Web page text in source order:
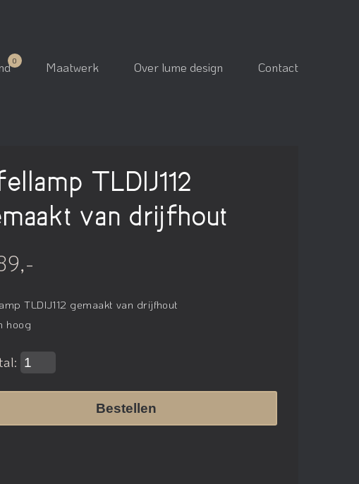
Maatwerk Over lume design Contact
TLDIJ112
van drijfhout
TLDIJ112 gemaakt van drijfhout
hoog
Bestellen